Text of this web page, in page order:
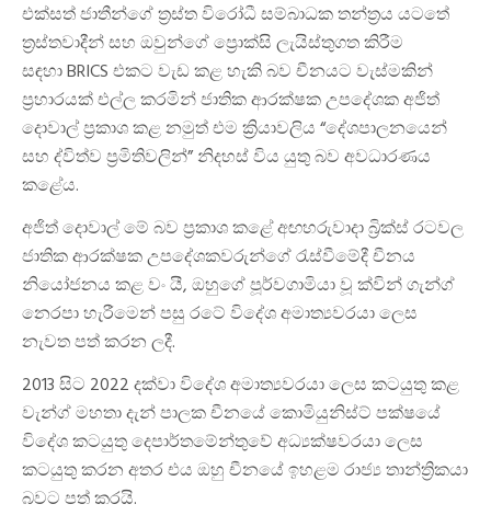
එක්සත් ජාතීන්ගේ ත්රස්ත විරෝධී සම්බාධක තන්ත්රය යටතේ
ත්රස්තවාදීන් සහ ඔවුන්ගේ ප්රොක්සි ලැයිස්තුගත කිරීම
සඳහාBRICSඑකට වැඩ කළ හැකි බව චීනයට වැස්මකින්
ප්රහාරයක් එල්ල කරමින් ජාතික ආරක්ෂක උපදේශක අජිත්
දොවාල් ප්රකාශ කළ නමුත් එම ක්රියාවලිය“දේශපාලනයෙන්
සහ ද්විත්ව ප්රමිතිවලින්”නිදහස් විය යුතු බව අවධාරණය
කළේය.
අජිත් දොවාල් මේ බව ප්රකාශ කළේ අඟහරුවාදා බ්රික්ස් රටවල
ජාතික ආරක්ෂක උපදේශකවරුන්ගේ රැස්වීමේදී චීනය
නියෝජනය කළ වං යී,ඔහුගේ පූර්වගාමියා වූ ක්වින් ගැන්ග්
නෙරපා හැරීමෙන් පසු රටේ විදේශ අමාත්යවරයා ලෙස
නැවත පත් කරන ලදී.
2013සිට 2022දක්වා විදේශ අමාත්යවරයා ලෙස කටයුතු කළ
වැන්ග් මහතා දැන් පාලක චීනයේ කොමියුනිස්ට් පක්ෂයේ
විදේශ කටයුතු දෙපාර්තමේන්තුවේ අධ්යක්ෂවරයා ලෙස
කටයුතු කරන අතර එය ඔහු චීනයේ ඉහළම රාජ්ය තාන්ත්රිකයා
බවට පත් කරයි.